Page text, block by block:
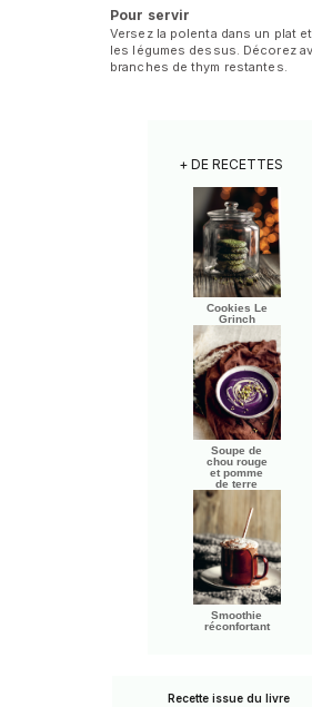
Pour servir
Versez la polenta dans un plat
les légumes dessus. Décorez
branches de thym restantes.
+ DE RECETTES
Cookies Le
Grinch
Soupe de
chou rouge
et pomme
de terre
Smoothie
réconfortant
Recette issue du livre